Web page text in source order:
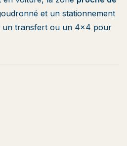
et un stationnement
un transfert ou un 4×4 pour